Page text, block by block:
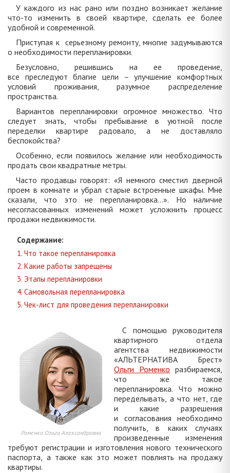
У каждого из нас рано или поздно возникает желание
что-то изменить в своей квартире, сделать ее более
удобной и современной.
Приступая к серьезному ремонту, многие задумываются
о необходимости перепланировки.
Безусловно, решившись на ее проведение,
все преследуют благие цели – улучшение комфортных
условий проживания, разумное распределение
пространства.
Вариантов перепланировки огромное множество. Что
следует знать, чтобы пребывание в уютной после
переделки квартире радовало, а не доставляло
беспокойства?
Особенно, если появилось желание или необходимость
продать свои квадратные метры.
Часто продавцы говорят: «Я немного сместил дверной
проем в комнате и убрал старые встроенные шкафы. Мне
сказали, что это не перепланировка…». Но наличие
несогласованных изменений может усложнить процесс
продажи недвижимости.
Содержание:
1. Что такое перепланировка
2. Какие работы запрещены
3. Этапы перепланировки
4. Самовольная перепланировка
5. Чек-лист для проведения перепланировки
Роменко Ольга Александровна
С помощью руководителя
квартирного отдела
агентства недвижимости
«АЛЬТЕРНАТИВА Брест»
Ольги Роменко разбираемся,
что же такое
перепланировка. Что можно
переделывать, а что нет, где
и какие разрешения
и согласования необходимо
получить, в каких случаях
произведенные изменения
требуют регистрации и изготовления нового технического
паспорта, а также как это может повлиять на продажу
квартиры.